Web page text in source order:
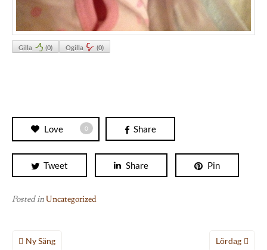
Gilla (0) Ogilla (0)
Love 0 Share
Tweet Share Pin
Posted inUncategorized
Inläggsnavigering
Ny Säng Lördag